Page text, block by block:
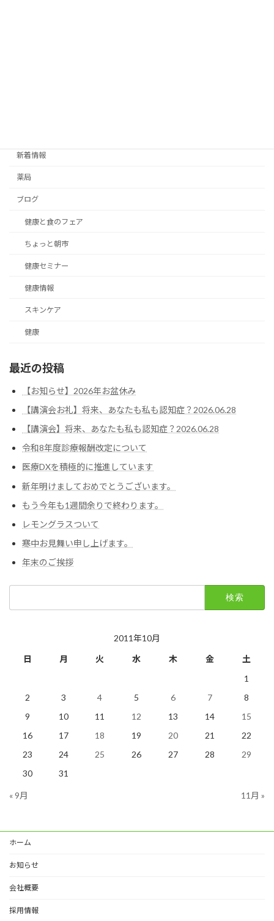
新着情報
薬局
ブログ
健康と食のフェア
ちょっと朝市
健康セミナー
健康情報
スキンケア
健康
最近の投稿
【お知らせ】2026年お盆休み
【講演会お礼】将来、あなたも私も認知症？2026.06.28
【講演会】将来、あなたも私も認知症？2026.06.28
令和8年度診療報酬改定について
医療DXを積極的に推進しています
新年明けましておめでとうございます。
もう今年も1週間余りで終わります。
レモングラスついて
寒中お見舞い申し上げます。
年末のご挨拶
2011年10月
日
月 火 水 木 金
土
1
2
3 4 5 6 7
8
9
10 11 12 13 14
15
16
17 18 19 20 21
22
23
24 25 26 27 28
29
30
31
« 9月 11月 »
ホーム
お知らせ
会社概要
採用情報